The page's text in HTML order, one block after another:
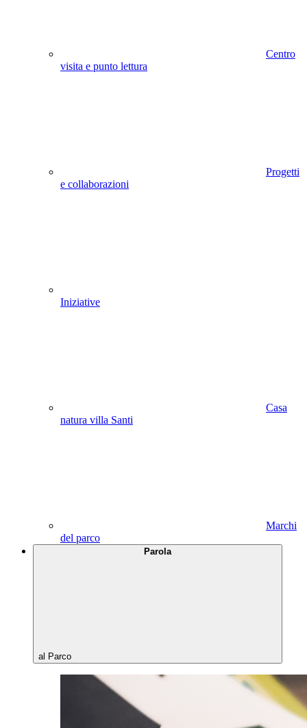
Centro
visita e punto lettura
Progetti
e collaborazioni
Iniziative
Casa
natura villa Santi
Marchi
del parco
Parola
al Parco